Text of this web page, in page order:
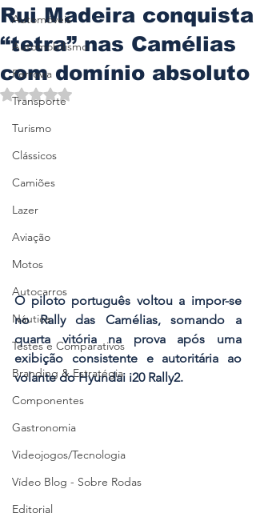
Automóveis
Automobilismo
Ferrovia
Transporte
Turismo
Clássicos
Camiões
Lazer
Aviação
Motos
Autocarros
Náutica
Testes e Comparativos
Branding & Estratégia
Componentes
Gastronomia
Videojogos/Tecnologia
Vídeo Blog - Sobre Rodas
Editorial
Rui Madeira conquista
“tetra” nas Camélias
com domínio absoluto
Avaliado com NaN de 5 estrelas.
O piloto português voltou a impor-se
no Rally das Camélias, somando a
quarta vitória na prova após uma
exibição consistente e autoritária ao
volante do Hyundai i20 Rally2.